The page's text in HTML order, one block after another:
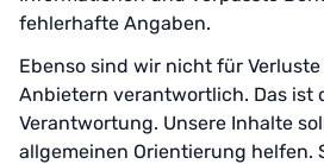
fehlerhafte Angaben.
Ebenso sind wir nicht für
Anbietern verantwortlich. Das ist
Verantwortung. Unsere Inhalte
allgemeinen Orientierung helfen.